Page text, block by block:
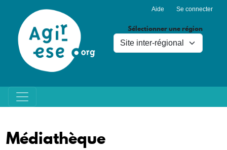
Aller au contenu principal
Aide Se connecter
Sélectionner une région
Médiathèque